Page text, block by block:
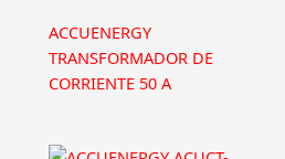
ACCUENERGY
TRANSFORMADOR DE
CORRIENTE 50 A